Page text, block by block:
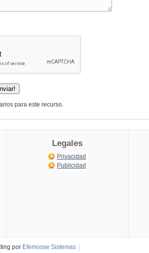
para este recurso.
Legales
Privacidad
Publicidad
por Efemosse Sistemas